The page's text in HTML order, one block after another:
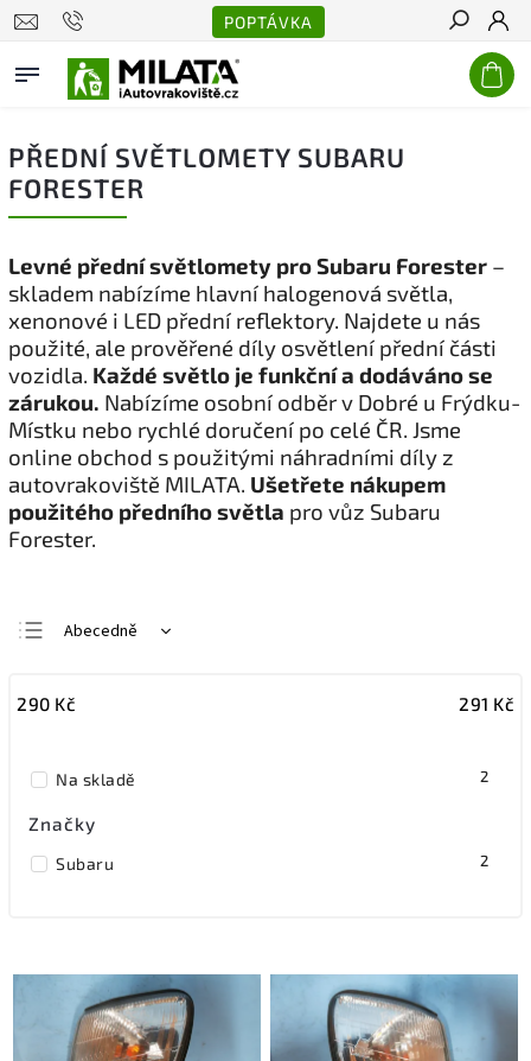
POPTÁVKA
Hledat
PŘEDNÍ SVĚTLOMETY SUBARU
FORESTER
Levné přední světlomety pro Subaru Forester –
skladem nabízíme hlavní halogenová světla,
xenonové i LED přední reflektory. Najdete u nás
použité, ale prověřené díly osvětlení přední části
vozidla. Každé světlo je funkční a dodáváno se
zárukou. Nabízíme osobní odběr v Dobré u Frýdku-
Místku nebo rychlé doručení po celé ČR. Jsme
online obchod s použitými náhradními díly z
autovrakoviště MILATA. Ušetřete nákupem
použitého předního světla pro vůz Subaru
Forester.
Abecedně
Nejdražší
290 Kč 291 Kč
Na skladě 2
Značky
Subaru 2